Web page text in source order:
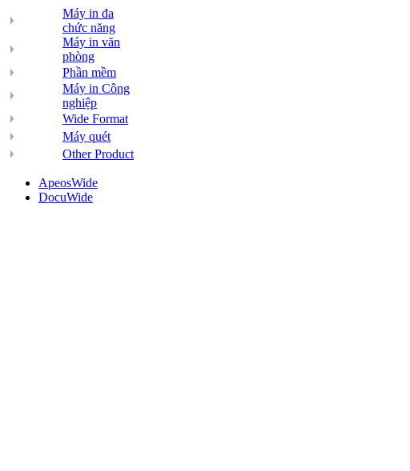
Máy in đa
chức năng
Máy in văn
phòng
Phần mềm
Máy in Công
nghiệp
Wide Format
Máy quét
Other Product
ApeosWide
DocuWide